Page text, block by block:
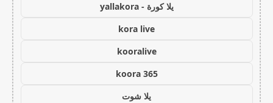
يلا كورة - yallakora
kora live
kooralive
koora 365
يلا شوت